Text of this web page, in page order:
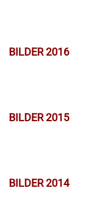
BILDER 2016
BILDER 2015
BILDER 2014